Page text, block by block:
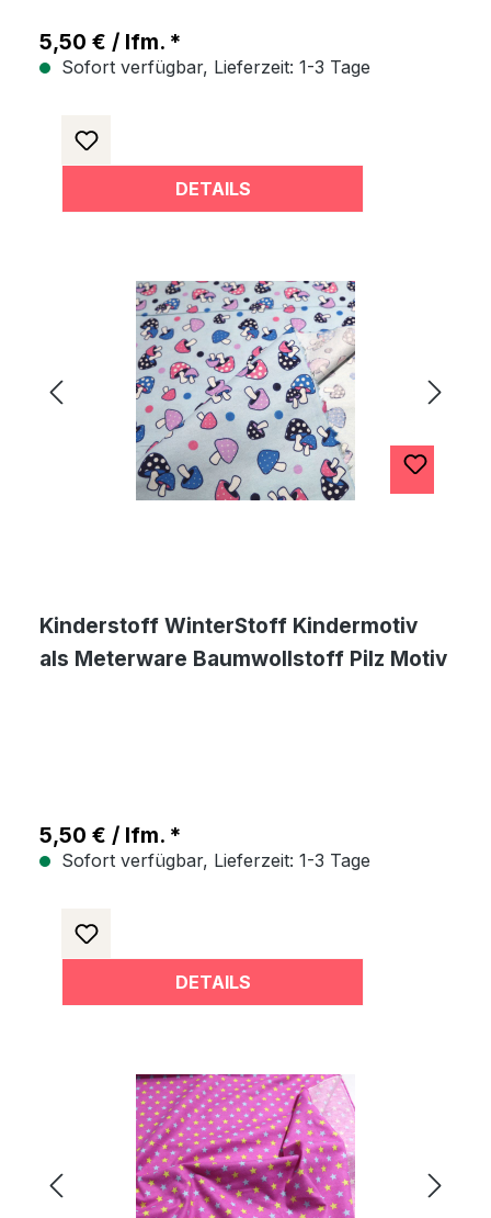
5,50 € / lfm. *
Sofort verfügbar, Lieferzeit: 1-3 Tage
DETAILS
Kinderstoff WinterStoff Kindermotiv
als Meterware Baumwollstoff Pilz Motiv
5,50 € / lfm. *
Sofort verfügbar, Lieferzeit: 1-3 Tage
DETAILS